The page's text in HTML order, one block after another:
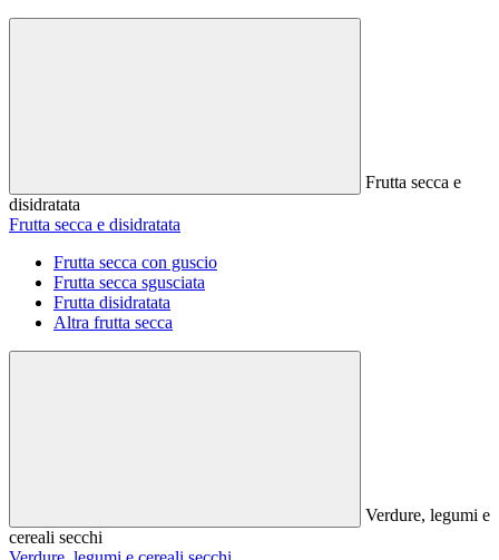
Frutta secca e
disidratata
Frutta secca e disidratata
Frutta secca con guscio
Frutta secca sgusciata
Frutta disidratata
Altra frutta secca
Verdure, legumi e
cereali secchi